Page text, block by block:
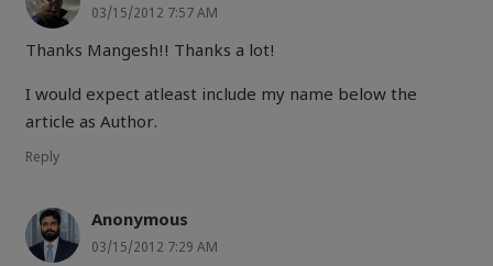
03/15/2012 7:57 AM
Thanks Mangesh!! Thanks a lot!
I would expect atleast include my name below the
article as Author.
Reply
Anonymous
03/15/2012 7:29 AM